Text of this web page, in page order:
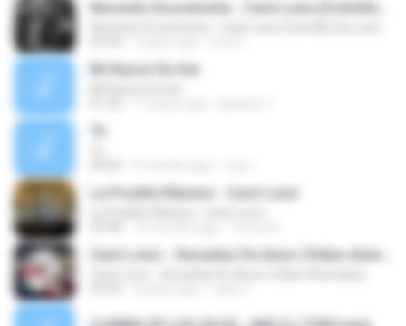
Mi Razon De Ser
La Posible Manera - Carin Leon